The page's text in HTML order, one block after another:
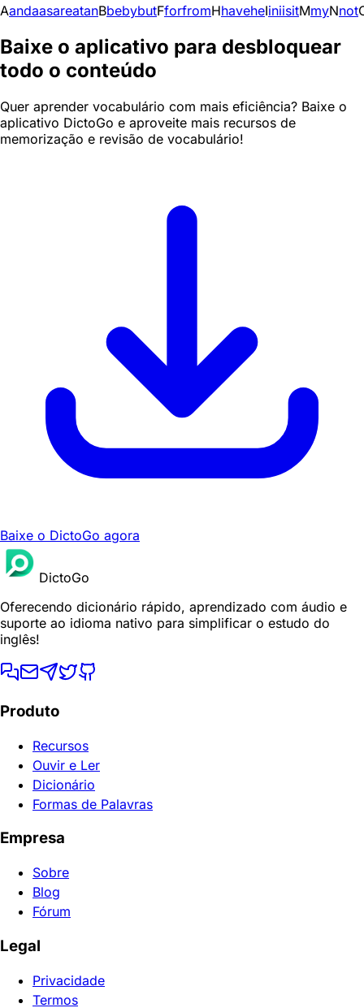
AandaasareatanBbebybutFforfromHhaveheIiniisitMmyNnot
Baixe o aplicativo para desbloquear
todo o conteúdo
Quer aprender vocabulário com mais eficiência? Baixe o
aplicativo DictoGo e aproveite mais recursos de
memorização e revisão de vocabulário!
Baixe o DictoGo agora
DictoGo
Oferecendo dicionário rápido, aprendizado com áudio e
suporte ao idioma nativo para simplificar o estudo do
inglês!
Produto
Recursos
Ouvir e Ler
Dicionário
Formas de Palavras
Empresa
Sobre
Blog
Fórum
Legal
Privacidade
Termos